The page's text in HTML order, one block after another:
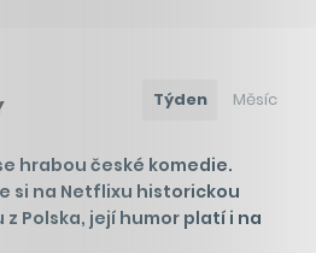
Týden Měsíc
hrabou české komedie.
si na Netflixu historickou
z Polska, její humor platí i na